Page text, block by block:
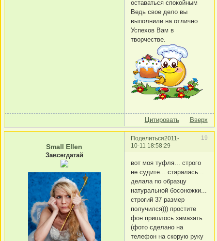
оставаться спокойным
Ведь свое дело вы
выполнили на отлично .
Успехов Вам в
творчестве.
Цитировать Вверх
Поделиться 19
2011-
10-11 18:58:29
Small Ellen
Завсегдатай
вот моя туфля... строго
не судите... старалась...
делала по образцу
натуральной босоножки...
строгий 37 размер
получился))) простите
фон пришлось замазать
(фото сделано на
телефон на скорую руку